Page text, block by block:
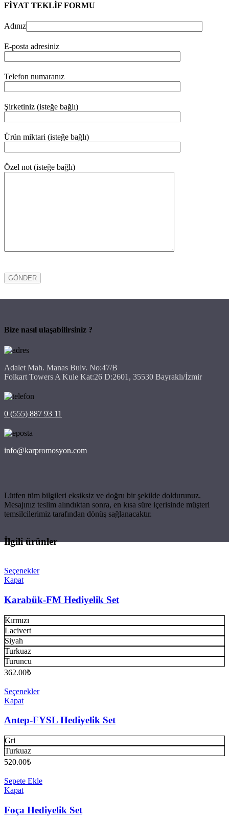
FİYAT TEKLİF FORMU
Adınız
E-posta adresiniz
Telefon numaranız
Şirketiniz (isteğe bağlı)
Ürün miktari (isteğe bağlı)
Özel not (isteğe bağlı)
Bize nasıl ulaşabilirsiniz ?
Adalet Mah. Manas Bulv. No:47/B
Folkart Towers A Kule Kat:26 D:2601, 35530 Bayraklı/İzmir
0 (555) 887 93 11
info@karpromosyon.com
Lütfen tüm bilgileri eksiksiz ve doğru bir şekilde doldurunuz.
Mesajınız teslim alındıktan sonra, en kısa süre içerisinde müşteri
temsilcilerimiz tarafından dönüş sağlanacaktır.
İlgili ürünler
Seçenekler
Kapat
Karabük-FM Hediyelik Set
Kırmızı
Lacivert
Siyah
Turkuaz
Turuncu
362.00₺
Seçenekler
Kapat
Antep-FYSL Hediyelik Set
Gri
Turkuaz
520.00₺
Sepete Ekle
Kapat
Foça Hediyelik Set